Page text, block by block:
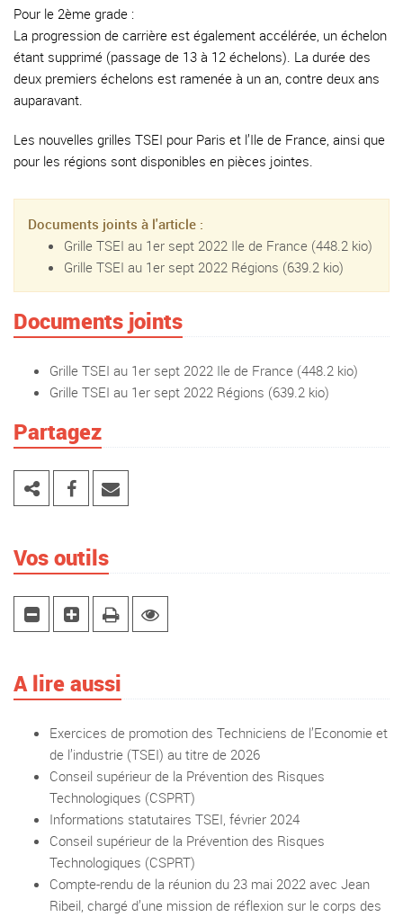
Pour le 2ème grade :
La progression de carrière est également accélérée, un échelon
étant supprimé (passage de 13 à 12 échelons). La durée des
deux premiers échelons est ramenée à un an, contre deux ans
auparavant.
Les nouvelles grilles TSEI pour Paris et l’Ile de France, ainsi que
pour les régions sont disponibles en pièces jointes.
Documents joints à l'article :
Grille TSEI au 1er sept 2022 Ile de France (448.2 kio)
Grille TSEI au 1er sept 2022 Régions (639.2 kio)
Documents joints
Grille TSEI au 1er sept 2022 Ile de France (448.2 kio)
Grille TSEI au 1er sept 2022 Régions (639.2 kio)
Partagez
Vos outils
A lire aussi
Exercices de promotion des Techniciens de l’Economie et
de l’industrie (TSEI) au titre de 2026
Conseil supérieur de la Prévention des Risques
Technologiques (CSPRT)
Informations statutaires TSEI, février 2024
Conseil supérieur de la Prévention des Risques
Technologiques (CSPRT)
Compte-rendu de la réunion du 23 mai 2022 avec Jean
Ribeil, chargé d’une mission de réflexion sur le corps des